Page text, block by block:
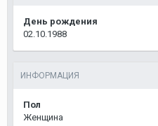
День рождения
02.10.1988
ИНФОРМАЦИЯ
Пол
Женщина